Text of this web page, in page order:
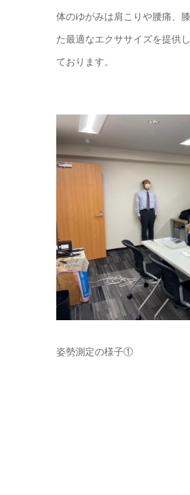
体のゆがみは肩こりや腰痛、
た最適なエクササイズを提供
ております。
姿勢測定の様子①